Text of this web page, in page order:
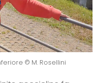
© M. Rosellini